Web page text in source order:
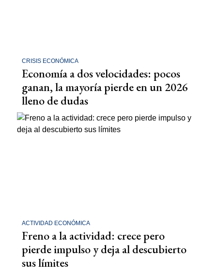
CRISIS ECONÓMICA
Economía a dos velocidades: pocos
ganan, la mayoría pierde en un 2026
lleno de dudas
ACTIVIDAD ECONÓMICA
Freno a la actividad: crece pero
pierde impulso y deja al descubierto
sus límites